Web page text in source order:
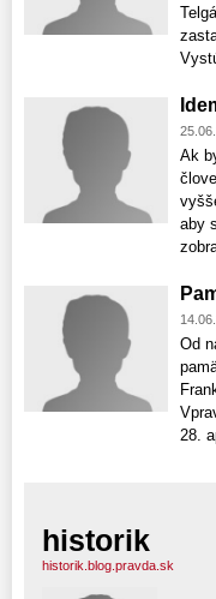
Ak
aby
Od
28.
historik
historik.blog.pravda.sk